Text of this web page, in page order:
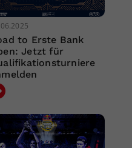
to Erste Bank
Jetzt für